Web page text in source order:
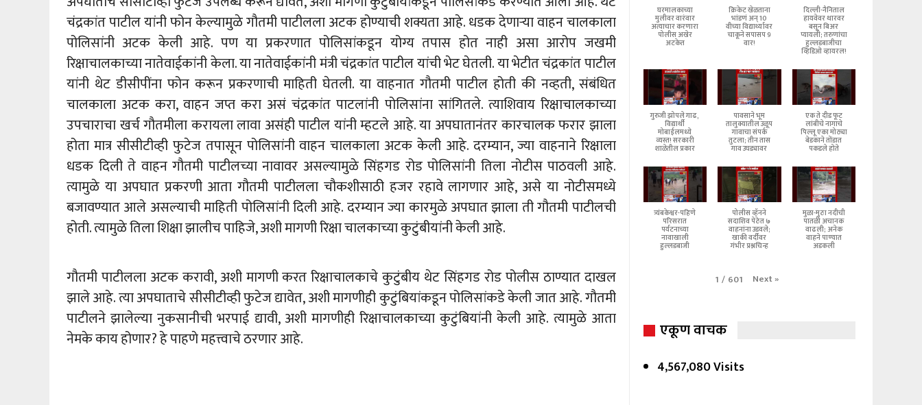
चंद्रकांत पाटील यांनी फोन केल्यामुळे गौतमी पाटीलला अटक होण्याची शक्यता आहे. धडक देणाऱ्या वाहन चालकाला
पोलिसांनी अटक केली आहे. पण या प्रकरणात पोलिसांकडून योग्य तपास होत नाही असा आरोप जखमी
रिक्षाचालकाच्या नातेवाईकांनी केला. या नातेवाईकांनी मंत्री चंद्रकांत पाटील यांची भेट घेतली. या भेटीत चंद्रकांत पाटील
यांनी थेट डीसीपींना फोन करून प्रकरणाची माहिती घेतली. या वाहनात गौतमी पाटील होती की नव्हती, संबंधित
चालकाला अटक करा, वाहन जप्त करा असं चंद्रकांत पाटलांनी पोलिसांना सांगितले. त्याशिवाय रिक्षाचालकाच्या
उपचाराचा खर्च गौतमीला करायला लावा असंही पाटील यांनी म्हटले आहे. या अपघातानंतर कारचालक फरार झाला
होता मात्र सीसीटीव्ही फुटेज तपासून पोलिसांनी वाहन चालकाला अटक केली आहे. दरम्यान, ज्या वाहनाने रिक्षाला
धडक दिली ते वाहन गौतमी पाटीलच्या नावावर असल्यामुळे सिंहगड रोड पोलिसांनी तिला नोटीस पाठवली आहे.
त्यामुळे या अपघात प्रकरणी आता गौतमी पाटीलला चौकशीसाठी हजर रहावे लागणार आहे, असे या नोटीसमध्ये
बजावण्यात आले असल्याची माहिती पोलिसांनी दिली आहे. दरम्यान ज्या कारमुळे अपघात झाला ती गौतमी पाटीलची
होती. त्यामुळे तिला शिक्षा झालीच पाहिजे, अशी मागणी रिक्षा चालकाच्या कुटुंबीयांनी केली आहे.
गौतमी पाटीलला अटक करावी, अशी मागणी करत रिक्षाचालकाचे कुटुंबीय थेट सिंहगड रोड पोलीस ठाण्यात दाखल
झाले आहे. त्या अपघाताचे सीसीटीव्ही फुटेज द्यावेत, अशी मागणीही कुटुंबियांकडून पोलिसांकडे केली जात आहे. गौतमी
पाटीलने झालेल्या नुकसानीची भरपाई द्यावी, अशी मागणीही रिक्षाचालकाच्या कुटुंबियांनी केली आहे. त्यामुळे आता
नेमके काय होणार? हे पाहणे महत्त्वाचे ठरणार आहे.
घरमालकाच्या
मुलीवर वारंवार
अत्याचार करणारा
पोलीस अखेर
अटकेत
क्रिकेट खेळताना
भांडणं अन् 10
वीच्या विद्यार्थ्यावर
चाकूने सपासप 9
वार!
दिल्ली-नैनिताल
हायवेवर थारवर
बसून बिअर
प्यायली; तरुणांचा
हुल्लडबाजीचा
व्हिडिओ व्हायरल!
गुरुजी झोपले गाढ,
विद्यार्थी
मोबाईलमध्ये
व्यस्त! सरकारी
शाळेतील प्रकार
पावसाने भूम
तालुक्यातील उळूप
गावाचा संपर्क
तुटला; तीन तास
गाव उघड्यावर
एक ते दीड फूट
लांबीचे नागाचे
पिल्लू एका मोठ्या
बेडकाने तोंडात
पकडले होते
त्र्यंबकेश्वर-पहिणे
परिसरात
पर्यटनाच्या
नावाखाली
हुल्लडबाजी
पोलीस व्हॅनने
सदाशिव पेठेत ७
वाहनांना उडवले;
खाकी वर्दीवर
गंभीर प्रश्नचिन्ह
मुळा-मुठा नदीची
पातळी अचानक
वाढली; अनेक
वाहने पाण्यात
अडकली
1 / 601 Next»
एकूण वाचक
4,567,080 Visits